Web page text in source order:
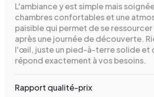
L'ambiance y est simple mais
chambres confortables et une
paisible qui permet de se
après une journée de découverte.
l'œil, juste un pied-à-terre solide et
répond exactement à vos besoins.
Rapport qualité-prix